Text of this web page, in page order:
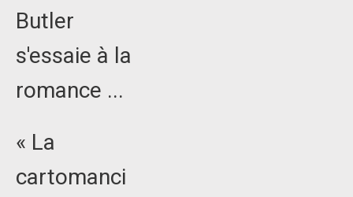
Butler
s'essaie à la
romance ...
« La
cartomanci